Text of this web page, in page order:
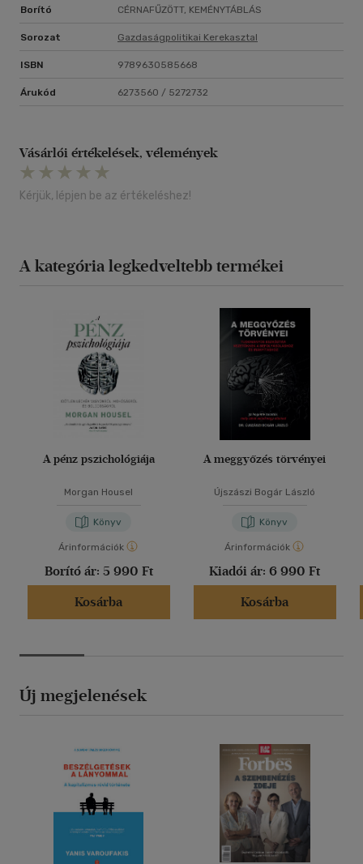
Borító CÉRNAFŰZÖTT, KEMÉNYTÁBLÁS
Sorozat Gazdaságpolitikai Kerekasztal
ISBN 9789630585668
Árukód 6273560 / 5272732
Vásárlói értékelések, vélemények
Kérjük, lépjen be az értékeléshez!
A kategória legkedveltebb termékei
A pénz pszichológiája
Morgan Housel
Könyv
Árinformációk
Borító ár: 5 990 Ft
Kosárba
A meggyőzés törvényei
Újszászi Bogár László
Könyv
Árinformációk
Kiadói ár: 6 990 Ft
Kosárba
Új megjelenések